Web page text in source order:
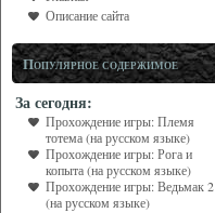
Описание сайта
Популярное содержимое
За сегодня:
Прохождение игры: Племя
тотема (на русском языке)
Прохождение игры: Рога и
копыта (на русском языке)
Прохождение игры: Ведьмак 2
(на русском языке)